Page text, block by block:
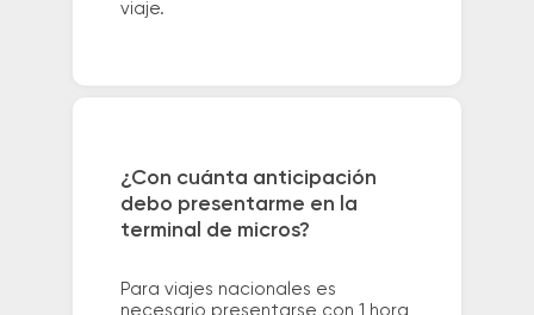
viaje.
¿Con cuánta anticipación
debo presentarme en la
terminal de micros?
Para viajes nacionales es
necesario presentarse con 1 hora